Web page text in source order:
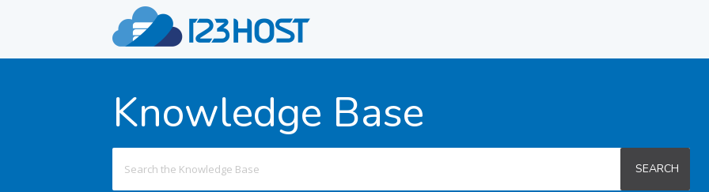
Knowledge Base
for:
SEARCH